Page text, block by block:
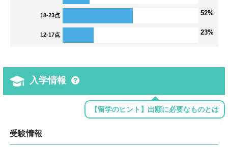
18-23点 52%
12-17点 23%
入学情報
【留学のヒント】出願に必要なものとは
受験情報